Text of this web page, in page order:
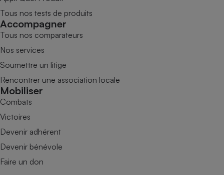
Tous nos tests de produits
Accompagner
Tous nos comparateurs
Nos services
Soumettre un litige
Rencontrer une association locale
Mobiliser
Combats
Victoires
Devenir adhérent
Devenir bénévole
Faire un don